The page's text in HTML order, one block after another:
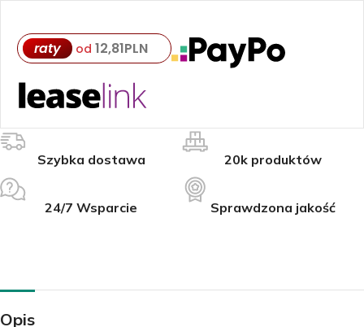
raty od 12,81PLN
Szybka dostawa 20k produktów
24/7 Wsparcie Sprawdzona jakość
Opis